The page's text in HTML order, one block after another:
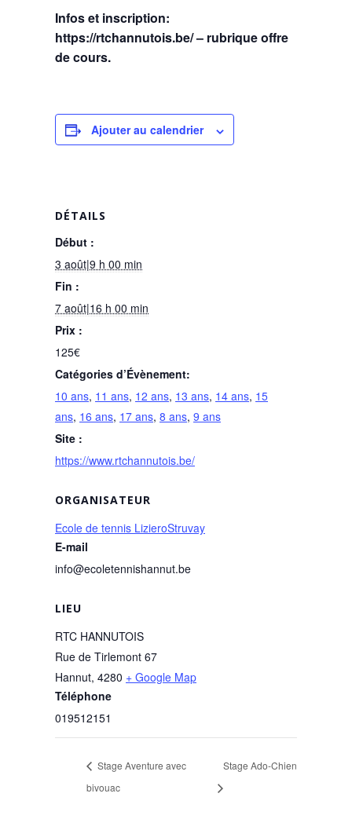
Infos et inscription:
https://rtchannutois.be/ – rubrique offre
de cours.
Ajouter au calendrier
DÉTAILS
Début :
3 août|9 h 00 min
Fin :
7 août|16 h 00 min
Prix :
125€
Catégories d’Évènement:
10 ans, 11 ans, 12 ans, 13 ans, 14 ans, 15
ans, 16 ans, 17 ans, 8 ans, 9 ans
Site :
https://www.rtchannutois.be/
LIEU
RTC HANNUTOIS
Rue de Tirlemont 67
Hannut, 4280 + Google Map
Téléphone
019512151
ORGANISATEUR
Ecole de tennis LizieroStruvay
E-mail
info@ecoletennishannut.be
Stage Aventure avec
bivouac
Stage Ado-Chien